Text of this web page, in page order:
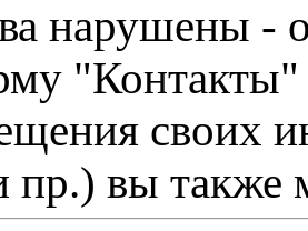
нарушены -
"Контакты"
своих
пр.) вы также